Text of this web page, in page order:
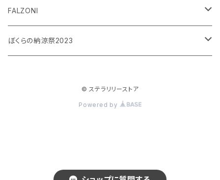
平賀勇成
吉岡佑
神永圭佑
小波津亜廉
FALZONI
笠間淳の黄昏古書堂
ぼくらの納涼祭2023
© ステラリリーストア
Powered by